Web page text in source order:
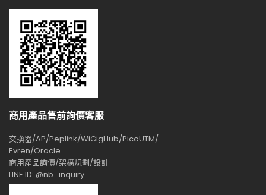
商用產品售前詢價客服
交換器/AP/Peplink/WiGigHub/PicoUTM/
Evren/Oracle
商用產品詢價/架構規劃/設計
LINE ID: @nb_inquiry